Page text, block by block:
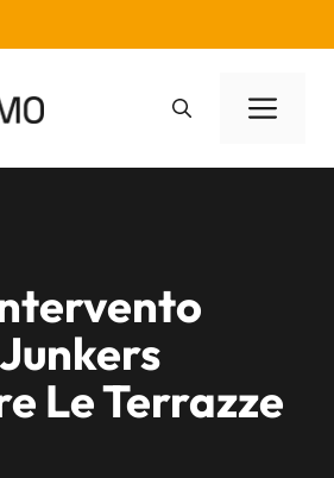
Le Terrazze